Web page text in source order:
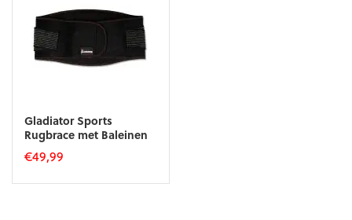
kan
gekozen
worden
op
Gladiator Sports
Rugbrace met Baleinen
€49,99